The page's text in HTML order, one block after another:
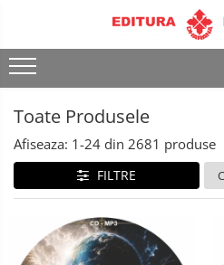
Toate Produsele
Afiseaza: 1-24 din 2681 produse
FILTRE